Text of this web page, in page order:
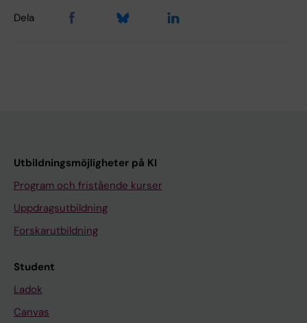
Dela
Utbildningsmöjligheter på KI
Program och fristående kurser
Uppdragsutbildning
Forskarutbildning
Student
Ladok
Canvas